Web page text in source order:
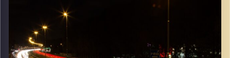
קרדיט תמונות: